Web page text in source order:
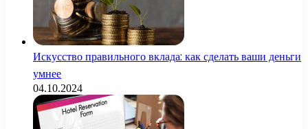
Искусство правильного вклада: как сделать ваши деньги
умнее
04.10.2024